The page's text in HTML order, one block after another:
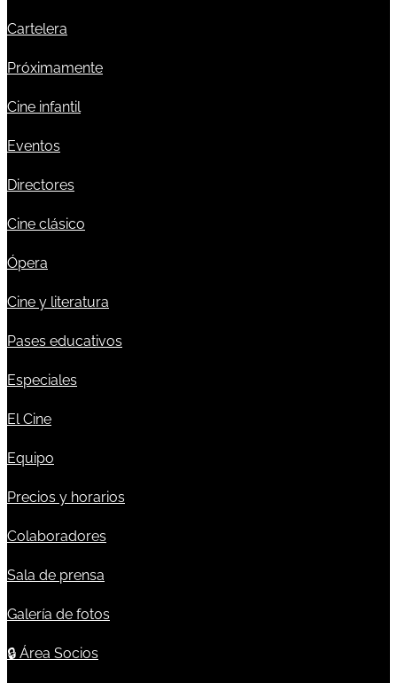
Cartelera
Próximamente
Cine infantil
Eventos
Directores
Cine clásico
Ópera
Cine y literatura
Pases educativos
Especiales
El Cine
Equipo
Precios y horarios
Colaboradores
Sala de prensa
Galería de fotos
🔒 Área Socios